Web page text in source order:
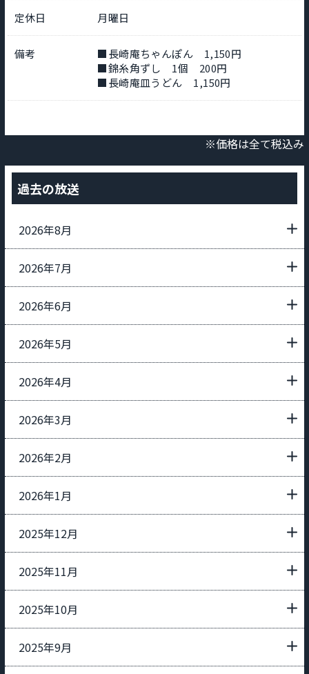
定休日 月曜日
備考
■長崎庵ちゃんぽん 1,150円
■錦糸角ずし 1個 200円
■長崎庵皿うどん 1,150円
※価格は全て税込み
過去の放送
2026年8月
2026年7月
2026年6月
2026年5月
2026年4月
2026年3月
2026年2月
2026年1月
2025年12月
2025年11月
2025年10月
2025年9月